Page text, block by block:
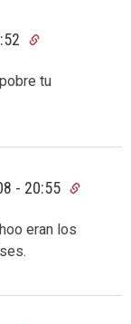
tu
- 20:55
eran los